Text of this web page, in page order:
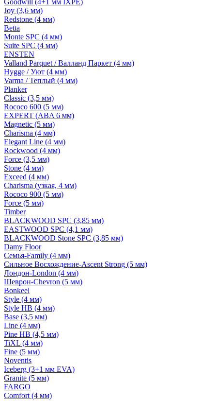
Goodwill (4+1 мм IXPE)
Joy (3,6 мм)
Redstone (4 мм)
Betta
Monte SPC (4 мм)
Suite SPC (4 мм)
ENSTEN
Valland Parquet / Валланд Паркет (4 мм)
Hygge / Уют (4 мм)
Varma / Теплый (4 мм)
Planker
Classic (3,5 мм)
Rococo 600 (5 мм)
EXPERT (ABA 6 мм)
Magnetic (5 мм)
Charisma (4 мм)
Elegant Line (4 мм)
Rockwood (4 мм)
Force (3,5 мм)
Stone (4 мм)
Exceed (4 мм)
Charisma (узкая, 4 мм)
Rococo 900 (5 мм)
Force (5 мм)
Timber
BLACKWOOD SPC (3,85 мм)
EASTWOOD SPC (4,1 мм)
BLACKWOOD Stone SPC (3,85 мм)
Damy Floor
Семья-Family (4 мм)
Сильное Восхождение-Ascent Strong (5 мм)
Лондон-London (4 мм)
Шеврон-Chevron (5 мм)
Bonkeel
Style (4 мм)
Style HB (4 мм)
Base (3,5 мм)
Line (4 мм)
Pine HB (4,5 мм)
TiXL (4 мм)
Fine (5 мм)
Noventis
Iceberg (3+1 мм EVA)
Granite (5 мм)
FARGO
Comfort (4 мм)